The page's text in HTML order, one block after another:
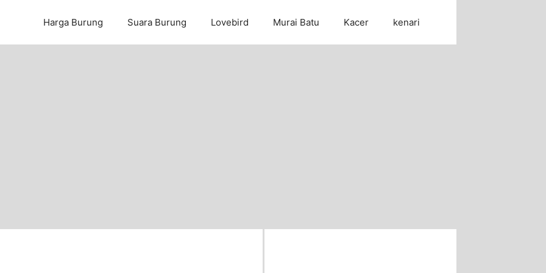
Harga Burung Suara Burung Lovebird Murai Batu Kacer kenari